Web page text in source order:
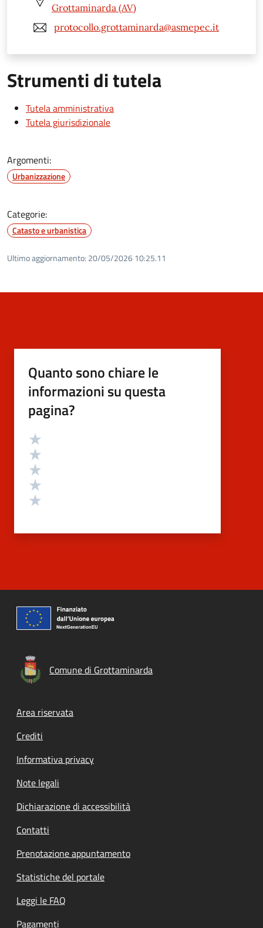
Grottaminarda (AV)
protocollo.grottaminarda@asmepec.it
Strumenti di tutela
Tutela amministrativa
Tutela giurisdizionale
Argomenti:
Urbanizzazione
Categorie:
Catasto e urbanistica
Ultimo aggiornamento: 20/05/2026 10:25.11
Quanto sono chiare le
informazioni su questa
pagina?
Valutazione
Comune di Grottaminarda
Footer menu
Area riservata
Crediti
Informativa privacy
Note legali
Dichiarazione di accessibilità
Contatti
Prenotazione appuntamento
Statistiche del portale
Leggi le FAQ
Pagamenti